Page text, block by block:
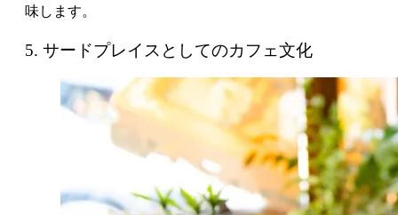
味します。
5. サードプレイスとしてのカフェ文化